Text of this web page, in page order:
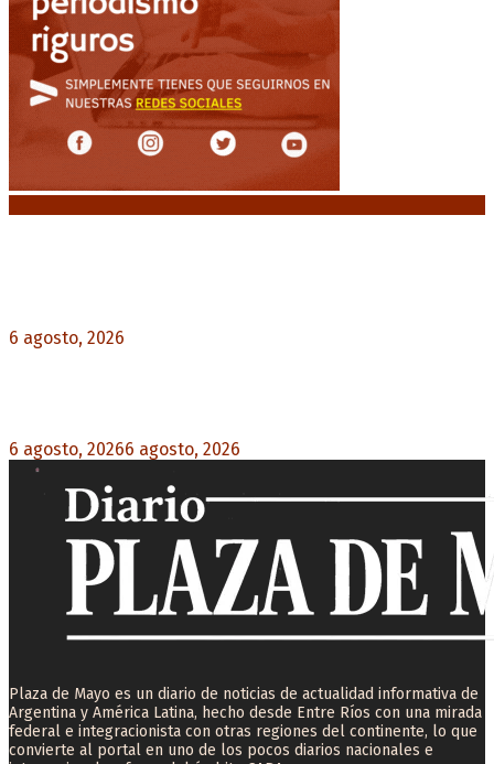
6 agosto, 2026
6 agosto, 20266 agosto, 2026
Plaza de Mayo es un diario de noticias de actualidad informativa de
Argentina y América Latina, hecho desde Entre Ríos con una mirada
federal e integracionista con otras regiones del continente, lo que
convierte al portal en uno de los pocos diarios nacionales e